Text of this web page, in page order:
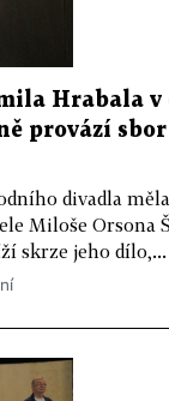
Hrabala
provází
divadla
Miloše Orsona
skrze jeho dílo,...